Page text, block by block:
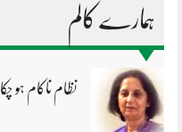
ہمارے کالم
نظام ناکام ہو چکا